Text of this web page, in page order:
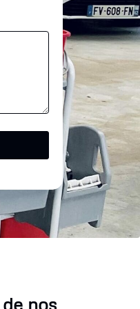
nos